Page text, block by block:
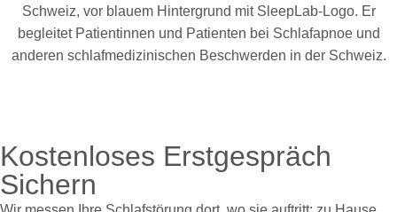
Kostenloses Erstgespräch
Sichern